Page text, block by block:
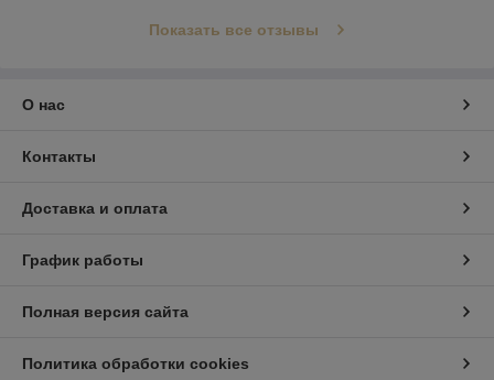
Показать все отзывы
О нас
Контакты
Доставка и оплата
График работы
Полная версия сайта
Политика обработки cookies